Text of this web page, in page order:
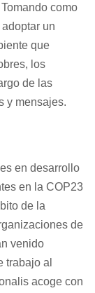
como
un
que
los
de las
y mensajes.
en desarrollo
en la COP23
de la
de
venido
trabajo al
acoge con